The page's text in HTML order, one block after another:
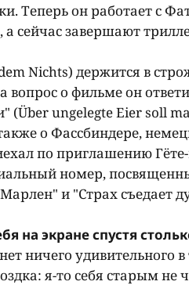
Теперь он работает с
а сейчас завершают
Nichts) держится в
вопрос о фильме он
ungelegte Eier soll
о Фассбиндере,
по приглашению
номер,
и "Страх съедает
на экране спустя
ничего удивительного
я-то себя старым не